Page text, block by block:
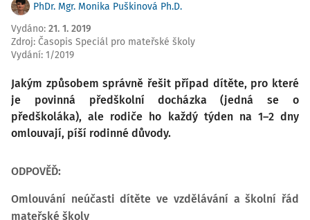
PhDr. Mgr. Monika Puškinová Ph.D.
Vydáno: 21. 1. 2019
Zdroj: Časopis Speciál pro mateřské školy
Vydání: 1/2019
Jakým způsobem správně řešit případ dítěte, pro které
je povinná předškolní docházka (jedná se o
předškoláka), ale rodiče ho každý týden na 1–2 dny
omlouvají, píší rodinné důvody.
ODPOVĚĎ:
Omlouvání neúčasti dítěte ve vzdělávání a školní řád
mateřské školy